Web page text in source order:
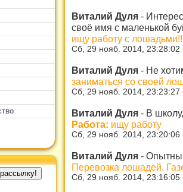
Виталий Дуля -
своё имя с маленькой
ищу работу с
Сб, 29 нояб. 2014, 23:28:02
Виталий Дуля - Не
заниматься со своей
Сб, 29 нояб. 2014, 23:23:27
Виталий Дуля - В
Работа: ищу работу
Сб, 29 нояб. 2014, 23:20:06
Виталий Дуля -
Перевозка лошадей.
Сб, 29 нояб. 2014, 23:16:05